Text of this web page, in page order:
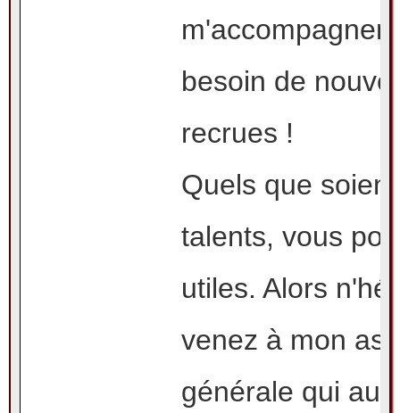
besoin de
recrues !
Quels que
talents, vous
utiles. Alors
venez à mon
générale qui